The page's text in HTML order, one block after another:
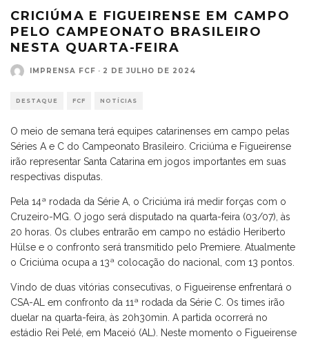
CRICIÚMA E FIGUEIRENSE EM CAMPO
PELO CAMPEONATO BRASILEIRO
NESTA QUARTA-FEIRA
IMPRENSA FCF · 2 DE JULHO DE 2024
DESTAQUE FCF NOTÍCIAS
O meio de semana terá equipes catarinenses em campo pelas
Séries A e C do Campeonato Brasileiro. Criciúma e Figueirense
irão representar Santa Catarina em jogos importantes em suas
respectivas disputas.
Pela 14ª rodada da Série A, o Criciúma irá medir forças com o
Cruzeiro-MG. O jogo será disputado na quarta-feira (03/07), às
20 horas. Os clubes entrarão em campo no estádio Heriberto
Hülse e o confronto será transmitido pelo Premiere. Atualmente
o Criciúma ocupa a 13ª colocação do nacional, com 13 pontos.
Vindo de duas vitórias consecutivas, o Figueirense enfrentará o
CSA-AL em confronto da 11ª rodada da Série C. Os times irão
duelar na quarta-feira, às 20h30min. A partida ocorrerá no
estádio Rei Pelé, em Maceió (AL). Neste momento o Figueirense